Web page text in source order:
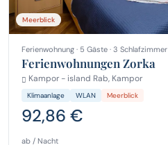
Meerblick
Ferienwohnung · 5 Gäste · 3 Schlafzimmer
Ferienwohnungen Zorka
Kampor - island Rab, Kampor
Klimaanlage WLAN Meerblick
92,86 €
ab / Nacht